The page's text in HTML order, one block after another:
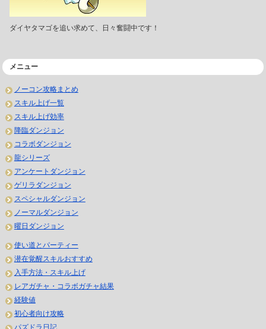
ダイヤタマゴを追い求めて、日々奮闘中です！
メニュー
ノーコン攻略まとめ
スキル上げ一覧
スキル上げ効率
降臨ダンジョン
コラボダンジョン
龍シリーズ
アンケートダンジョン
ゲリラダンジョン
スペシャルダンジョン
ノーマルダンジョン
曜日ダンジョン
使い道とパーティー
潜在覚醒スキルおすすめ
入手方法・スキル上げ
レアガチャ・コラボガチャ結果
経験値
初心者向け攻略
パズドラ日記